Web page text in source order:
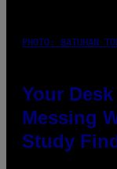
PHOTO: BATUHAN
Your
Messing
Study